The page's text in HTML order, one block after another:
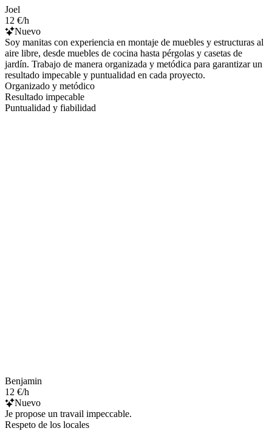
Joel
12 €/h
Nuevo
Soy manitas con experiencia en montaje de muebles y estructuras al
aire libre, desde muebles de cocina hasta pérgolas y casetas de
jardín. Trabajo de manera organizada y metódica para garantizar un
resultado impecable y puntualidad en cada proyecto.
Organizado y metódico
Resultado impecable
Puntualidad y fiabilidad
Benjamin
12 €/h
Nuevo
Je propose un travail impeccable.
Respeto de los locales